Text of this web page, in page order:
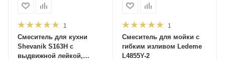
1
Смеситель для кухни
Shevanik S163H с
выдвижной лейкой,
1
Смеситель для мойки с
гибким изливом Ledeme
L4855Y-2